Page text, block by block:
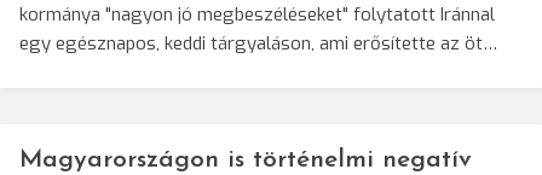
kormánya "nagyon jó megbeszéléseket" folytatott Iránnal
egy egésznapos, keddi tárgyaláson, ami erősítette az öt…
Magyarországon is történelmi negatív